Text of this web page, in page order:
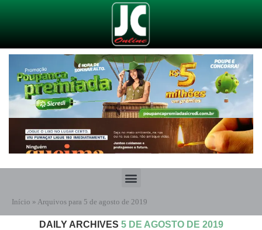
Início » Arquivos para 5 de agosto de 2019
DAILY ARCHIVES 5 DE AGOSTO DE 2019